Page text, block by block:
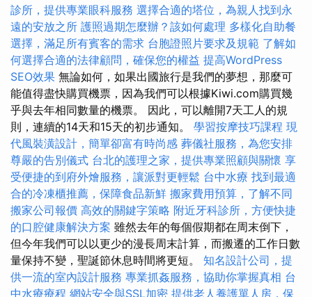
診所，提供專業眼科服務 選擇合適的塔位，為親人找到永
遠的安放之所 護照過期怎麼辦？該如何處理 多樣化自助餐
選擇，滿足所有賓客的需求 台胞證照片要求及規範 了解如
何選擇合適的法律顧問，確保您的權益 提高WordPress
SEO效果 無論如何，如果出國旅行是我們的夢想，那麼可
能值得盡快購買機票，因為我們可以根據Kiwi.com購買幾
乎與去年相同數量的機票。 因此，可以離開7天工人的規
則，連續的14天和15天的初步通知。 學習按摩技巧課程 現
代風裝潢設計，簡單卻富有時尚感 葬儀社服務，為您安排
尊嚴的告別儀式 台北的護理之家，提供專業照顧與關懷 享
受便捷的到府外燴服務，讓派對更輕鬆 台中水療 找到最適
合的冷凍櫃推薦，保障食品新鮮 搬家費用預算，了解不同
搬家公司報價 高效的關鍵字策略 附近牙科診所，方便快捷
的口腔健康解決方案 雖然去年的每個假期都在周末倒下，
但今年我們可以以更少的漫長周末計算，而搬遷的工作日數
量保持不變，聖誕節休息時間將更短。 知名設計公司，提
供一流的室內設計服務 專業抓姦服務，協助你掌握真相 台
中水療療程 網站安全與SSL加密 提供老人養護單人房，保